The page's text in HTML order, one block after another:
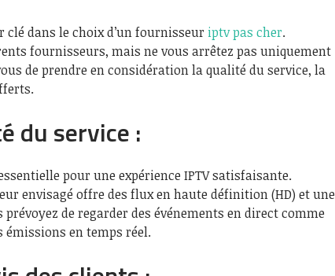
dans le choix d’un fournisseur iptv pas cher.
fournisseurs, mais ne vous arrêtez pas uniquement
de prendre en considération la qualité du service, la
du service :
pour une expérience IPTV satisfaisante.
envisagé offre des flux en haute définition (HD) et une
de regarder des événements en direct comme
émissions en temps réel.